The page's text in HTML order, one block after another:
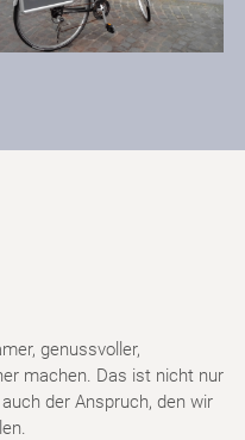
genussvoller,
machen. Das ist nicht nur
der Anspruch, den wir